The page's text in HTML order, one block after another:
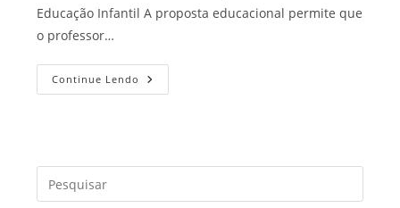
Educação Infantil A proposta educacional permite que
o professor…
Continue Lendo Berçário
Tremembé
a